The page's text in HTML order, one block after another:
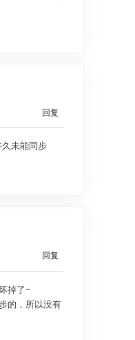
回复
未能同步
回复
掉了~
的，所以没有